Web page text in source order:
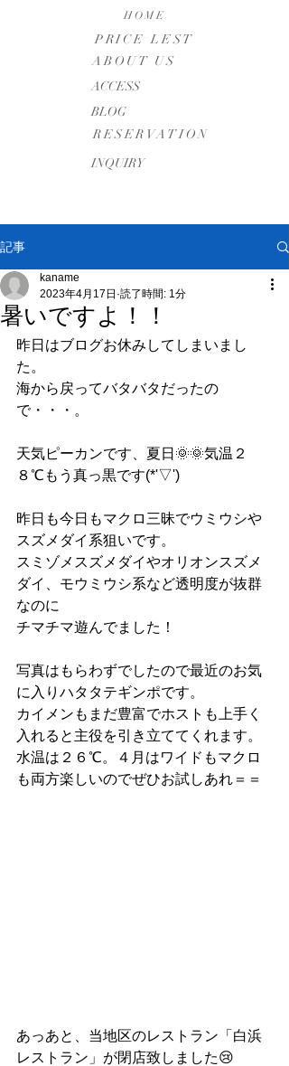
HOME
PRICE LEST
ABOUT US
​ACCESS
BLOG
RESERVATION
INQUIRY
記事
暑いですよ！！
kaname
2023年4月17日 読了時間: 1分
昨日はブログお休みしてしまいまし
た。
海から戻ってバタバタだったの
で・・・。
天気ピーカンです、夏日🌞🌞気温２
８℃もう真っ黒です(*'▽')
昨日も今日もマクロ三昧でウミウシや
スズメダイ系狙いです。
スミゾメスズメダイやオリオンスズメ
ダイ、モウミウシ系など透明度が抜群
なのに
チマチマ遊んでました！
写真はもらわずでしたので最近のお気
に入りハタタテギンポです。
カイメンもまだ豊富でホストも上手く
入れると主役を引き立ててくれます。
水温は２６℃。４月はワイドもマクロ
も両方楽しいのでぜひお試しあれ＝＝
あっあと、当地区のレストラン「白浜
レストラン」が閉店致しました😢